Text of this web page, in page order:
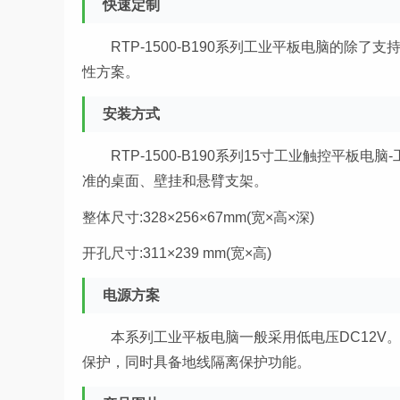
快速定制
RTP-1500-B190系列工业平板电脑的除了支
性方案。
安装方式
RTP-1500-B190系列15寸工业触控平板电脑
准的桌面、壁挂和悬臂支架。
整体尺寸:328×256×67mm(宽×高×深)
开孔尺寸:311×239 mm(宽×高)
电源方案
本系列工业平板电脑一般采用低电压DC12V
保护，同时具备地线隔离保护功能。